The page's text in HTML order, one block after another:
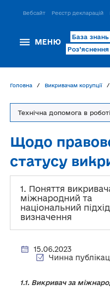
Вебсайт Реєстр декларацій
МЕНЮ
База знань
Роз’яснення
Головна Викривачам корупції
Технічна допомога в
Щодо
статусу
1. Поняття
міжнародний та
національний
визначення
15.06.2023
Чинна
1.1. Викривач за